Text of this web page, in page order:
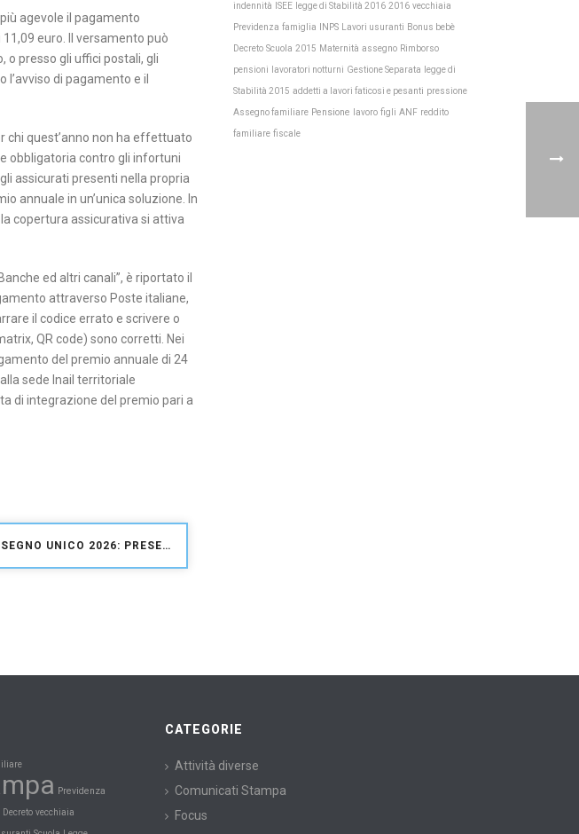
agevole il pagamento
euro. Il versamento può
presso gli uffici postali, gli
di pagamento e il
chi quest’anno non ha effettuato
obbligatoria contro gli infortuni
assicurati presenti nella propria
annuale in un’unica soluzione. In
copertura assicurativa si attiva
ed altri canali”, è riportato il
attraverso Poste italiane,
il codice errato e scrivere o
QR code) sono corretti. Nei
del premio annuale di 24
sede Inail territoriale
di integrazione del premio pari a
ASSEGNO UNICO 2026: PRESENTAZIONE DOMANDA E AGGIORNAMENTO IMPORTI
indennità ISEE legge di Stabilità 2016 2016 vecchiaia
Previdenza famiglia INPS Lavori usuranti Bonus bebè
Decreto Scuola 2015 Maternità assegno Rimborso
pensioni lavoratori notturni Gestione Separata legge di
Stabilità 2015 addetti a lavori faticosi e pesanti pressione
Assegno familiare Pensione lavoro figli ANF reddito
familiare fiscale
Previdenza
Decreto vecchiaia
CATEGORIE
Attività diverse
Comunicati Stampa
Focus